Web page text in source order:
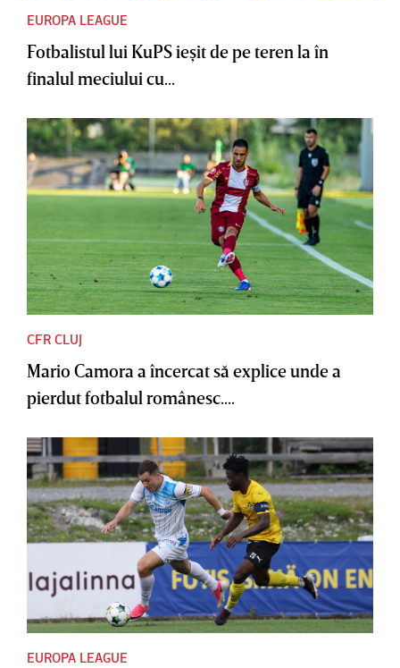
EUROPA LEAGUE
Fotbalistul lui KuPS ieşit de pe teren la în
finalul meciului cu...
CFR CLUJ
Mario Camora a încercat să explice unde a
pierdut fotbalul românesc....
EUROPA LEAGUE